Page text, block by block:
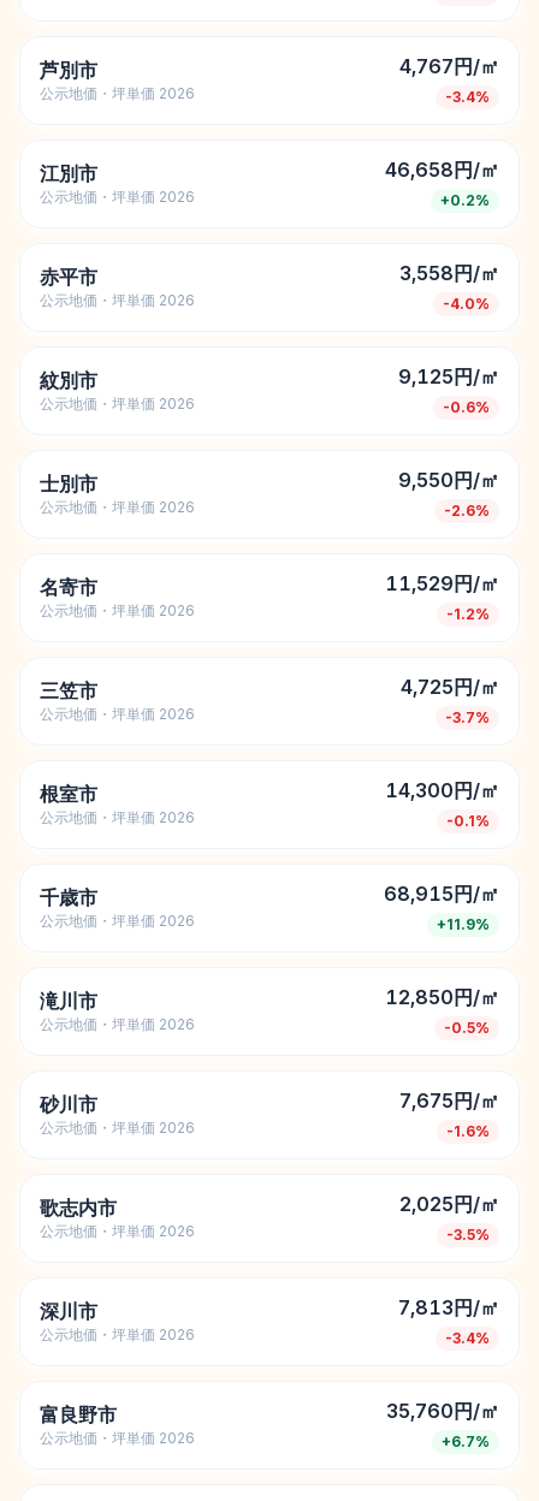
芦別市
公示地価・坪単価 2026
4,767円/㎡
-3.4%
江別市
公示地価・坪単価 2026
46,658円/㎡
+0.2%
赤平市
公示地価・坪単価 2026
3,558円/㎡
-4.0%
紋別市
公示地価・坪単価 2026
9,125円/㎡
-0.6%
士別市
公示地価・坪単価 2026
9,550円/㎡
-2.6%
名寄市
公示地価・坪単価 2026
11,529円/㎡
-1.2%
三笠市
公示地価・坪単価 2026
4,725円/㎡
-3.7%
根室市
公示地価・坪単価 2026
14,300円/㎡
-0.1%
千歳市
公示地価・坪単価 2026
68,915円/㎡
+11.9%
滝川市
公示地価・坪単価 2026
12,850円/㎡
-0.5%
砂川市
公示地価・坪単価 2026
7,675円/㎡
-1.6%
歌志内市
公示地価・坪単価 2026
2,025円/㎡
-3.5%
深川市
公示地価・坪単価 2026
7,813円/㎡
-3.4%
富良野市
公示地価・坪単価 2026
35,760円/㎡
+6.7%